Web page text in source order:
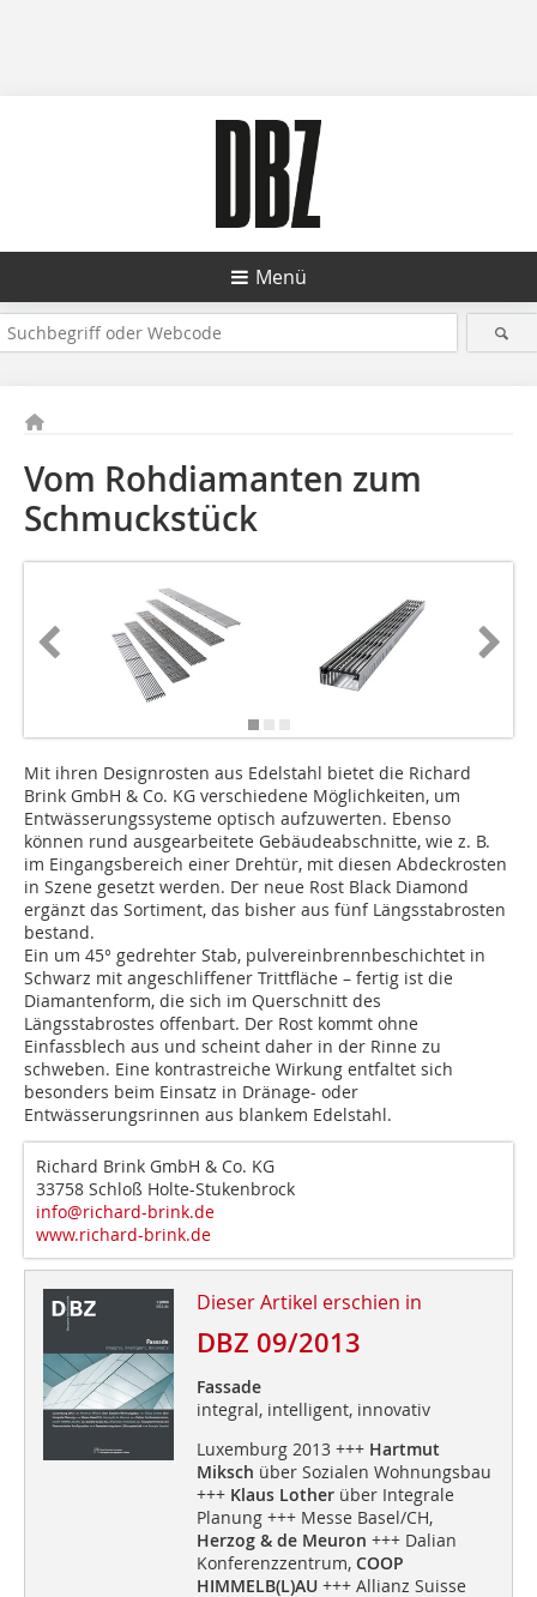
Menü
Vom Rohdiamanten zum
Schmuckstück
Mit ihren Designrosten aus Edelstahl bietet die Richard
Brink GmbH & Co. KG verschiedene Möglichkeiten, um
Entwässerungssysteme optisch aufzuwerten. Ebenso
können rund ausgearbeitete Gebäudeabschnitte, wie z. B.
im Eingangsbereich einer Drehtür, mit diesen Abdeckrosten
in Szene gesetzt werden. Der neue Rost Black Diamond
ergänzt das Sortiment, das bisher aus fünf Längsstabrosten
bestand.
Ein um 45° gedrehter Stab, pulvereinbrennbeschichtet in
Schwarz mit angeschliffener Trittfläche – fertig ist die
Diamantenform, die sich im Querschnitt des
Längsstabrostes offenbart. Der Rost kommt ohne
Einfassblech aus und scheint daher in der Rinne zu
schweben. Eine kontrastreiche Wirkung entfaltet sich
besonders beim Einsatz in Dränage- oder
Entwässerungsrinnen aus blankem Edelstahl.
Richard Brink GmbH & Co. KG
33758 Schloß Holte-Stukenbrock
info@richard-brink.de
www.richard-brink.de
Dieser Artikel erschien in
DBZ 09/2013
Fassade
integral, intelligent, innovativ
Luxemburg 2013 +++ Hartmut
Miksch über Sozialen Wohnungsbau
+++ Klaus Lotherüber Integrale
Planung +++ Messe Basel/CH,
Herzog & de Meuron +++ Dalian
Konferenzzentrum,COOP
HIMMELB(L)AU+++ Allianz Suisse